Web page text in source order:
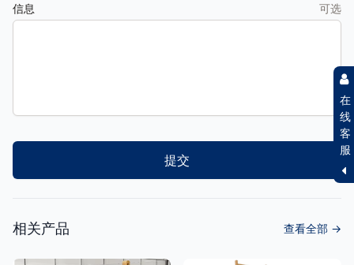
信息 可选
提交
相关产品 查看全部 →
在
线
客
服